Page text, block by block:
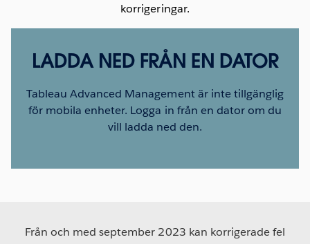
korrigeringar.
LADDA NED FRÅN EN DATOR
Tableau Advanced Management är inte tillgänglig
för mobila enheter. Logga in från en dator om du
vill ladda ned den.
Från och med september 2023 kan korrigerade fel